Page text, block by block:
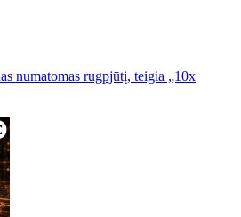
numatomas rugpjūtį, teigia „10x